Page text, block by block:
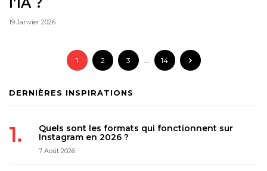
19 Janvier 2026
1 2 3 14
DERNIÈRES INSPIRATIONS
Quels sont les formats qui fonctionnent sur
Instagram en 2026 ?
7 Août 2026